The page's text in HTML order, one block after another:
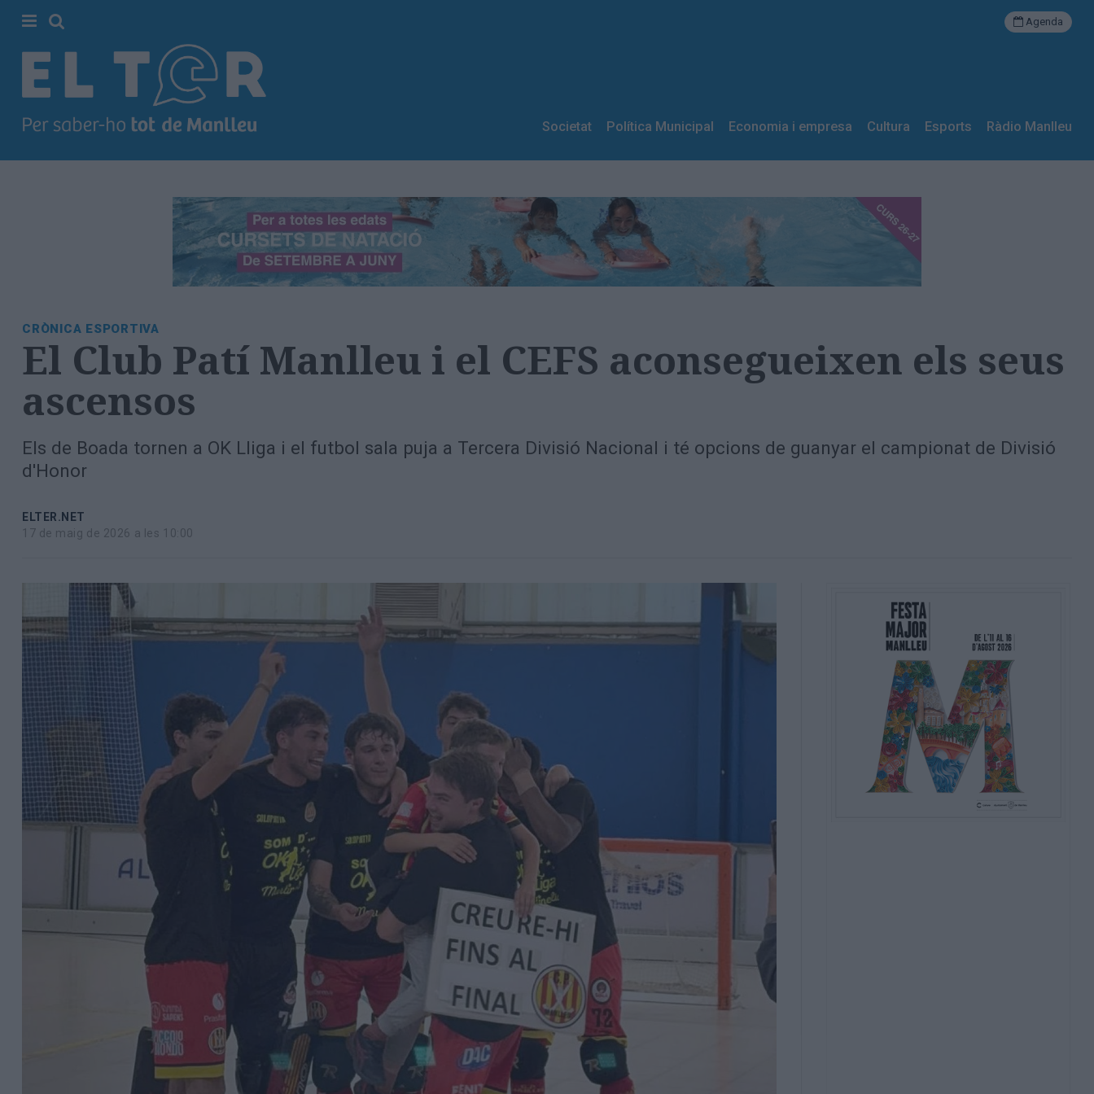
Manlleu
Totes
notícies
Agenda
Societat Política Municipal Economia i empresa Cultura Esports Ràdio Manlleu
CRÒNICA ESPORTIVA
El Club Patí Manlleu i el CEFS aconsegueixen els seus
ascensos
Els de Boada tornen a OK Lliga i el futbol sala puja a Tercera Divisió Nacional i té opcions de guanyar el campionat de Divisió
d'Honor
ELTER.NET
17 de maig de 2026 a les 10:00